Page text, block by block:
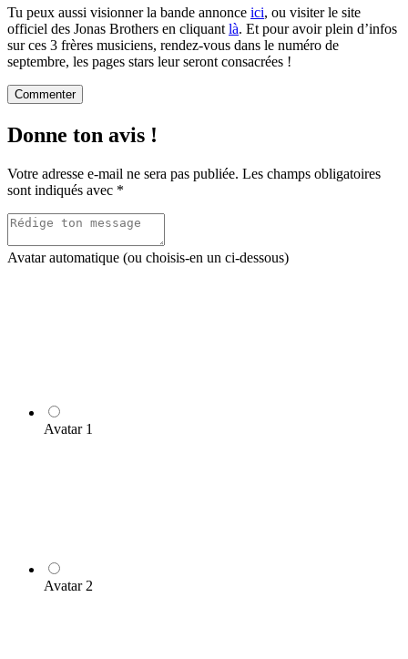
Tu peux aussi visionner la bande annonce ici, ou visiter le site
officiel des Jonas Brothers en cliquant là. Et pour avoir plein d’infos
sur ces 3 frères musiciens, rendez-vous dans le numéro de
septembre, les pages stars leur seront consacrées !
Commenter
Donne ton avis !
Votre adresse e-mail ne sera pas publiée. Les champs obligatoires
sont indiqués avec *
Avatar automatique (ou choisis-en un ci-dessous)
Avatar 1
Avatar 2